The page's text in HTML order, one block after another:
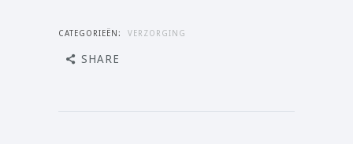
CATEGORIEËN: VERZORGING
SHARE